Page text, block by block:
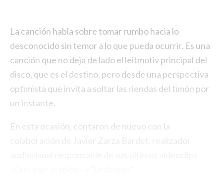
La canción habla sobre tomar rumbo hacia lo
desconocido sin temor a lo que pueda ocurrir. Es una
canción que no deja de lado el leitmotiv principal del
disco, que es el destino, pero desde una perspectiva
optimista que invita a soltar las riendas del timón por
un instante.
En esta ocasión, contaron de nuevo con la